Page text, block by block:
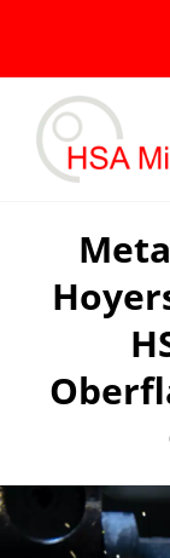
content